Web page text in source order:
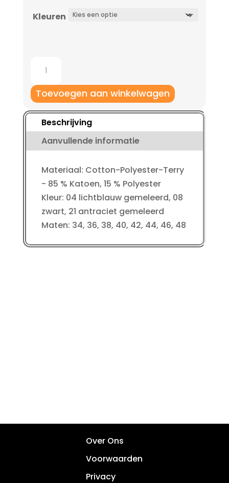
Kleuren
Sweatbroek
Basic
aantal
Toevoegen aan winkelwagen
Beschrijving
Aanvullende informatie
Materiaal: Cotton-Polyester-Terry
- 85 % Katoen, 15 % Polyester
Kleur: 04 lichtblauw gemeleerd, 08
zwart, 21 antraciet gemeleerd
Maten: 34, 36, 38, 40, 42, 44, 46, 48
Over Ons
Voorwaarden
Privacy